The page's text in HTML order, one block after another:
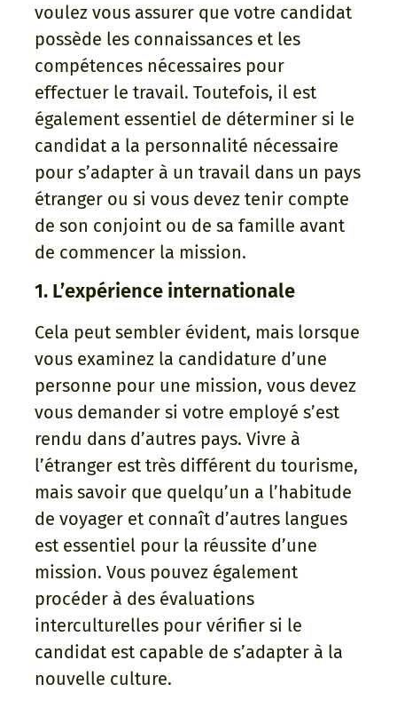
voulez vous assurer que votre candidat
possède les connaissances et les
compétences nécessaires pour
effectuer le travail. Toutefois, il est
également essentiel de déterminer si le
candidat a la personnalité nécessaire
pour s’adapter à un travail dans un pays
étranger ou si vous devez tenir compte
de son conjoint ou de sa famille avant
de commencer la mission.
1. L’expérience internationale
Cela peut sembler évident, mais lorsque
vous examinez la candidature d’une
personne pour une mission, vous devez
vous demander si votre employé s’est
rendu dans d’autres pays. Vivre à
l’étranger est très différent du tourisme,
mais savoir que quelqu’un a l’habitude
de voyager et connaît d’autres langues
est essentiel pour la réussite d’une
mission. Vous pouvez également
procéder à des évaluations
interculturelles pour vérifier si le
candidat est capable de s’adapter à la
nouvelle culture.